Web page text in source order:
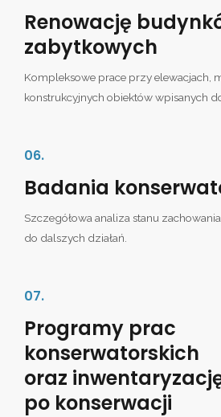
Renowację
zabytkowych
Kompleksowe prace przy elewacjach,
konstrukcyjnych obiektów wpisanych
06.
Badania
Szczegółowa analiza stanu
do dalszych działań.
07.
Programy prac
konserwatorskich
oraz
po konserwacji